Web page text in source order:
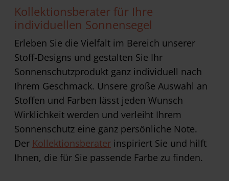
Kollektionsberater für Ihre
individuellen Sonnensegel
Erleben Sie die Vielfalt im Bereich unserer
Stoff-Designs und gestalten Sie Ihr
Sonnenschutzprodukt ganz individuell nach
Ihrem Geschmack. Unsere große Auswahl an
Stoffen und Farben lässt jeden Wunsch
Wirklichkeit werden und verleiht Ihrem
Sonnenschutz eine ganz persönliche Note.
Der Kollektionsberater inspiriert Sie und hilft
Ihnen, die für Sie passende Farbe zu finden.